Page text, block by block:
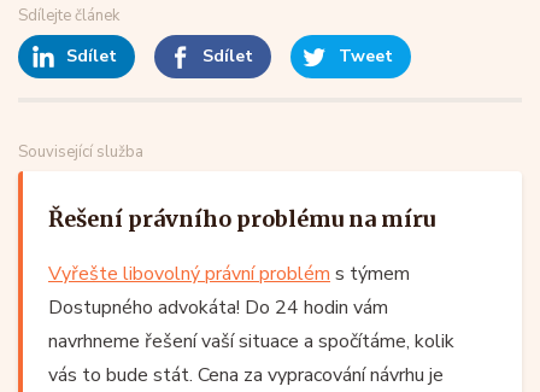
Sdílejte článek
Sdílet Sdílet Tweet
Související služba
Řešení právního problému na míru
Vyřešte libovolný právní problém s týmem
Dostupného advokáta! Do 24 hodin vám
navrhneme řešení vaší situace a spočítáme, kolik
vás to bude stát. Cena za vypracování návrhu je